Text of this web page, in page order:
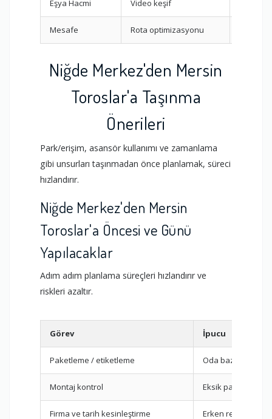
Eşya Hacmi Video keşif
Mesafe Rota optimizasyonu
Niğde Merkez'den Mersin
Toroslar'a Taşınma
Önerileri
Park/erişim, asansör kullanımı ve zamanlama
gibi unsurları taşınmadan önce planlamak, süreci
hızlandırır.
Niğde Merkez'den Mersin
Toroslar'a Öncesi ve Günü
Yapılacaklar
Adım adım planlama süreçleri hızlandırır ve
riskleri azaltır.
Görev İpucu
Paketleme / etiketleme Oda bazlı hazırlık
Montaj kontrol Eksik parça tespiti
Firma ve tarih kesinleştirme Erken